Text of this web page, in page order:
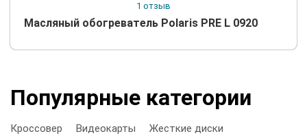
1 отзыв
Масляный обогреватель Polaris PRE L 0920
Популярные категории
Кроссовер Видеокарты
Жесткие диски